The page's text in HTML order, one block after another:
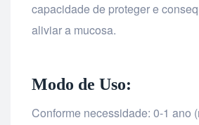
capacidade de proteger e
aliviar a mucosa.
Modo de Uso:
Conforme necessidade: 0-1 ano